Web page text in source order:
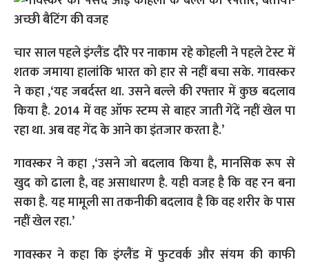
चार साल पहले इंग्लैंड दौरे पर नाकाम रहे कोहली ने पहले टेस्ट में
शतक जमाया हालांकि भारत को हार से नहीं बचा सके. गावस्कर
ने कहा ,‘यह जबर्दस्त था. उसने बल्ले की रफ्तार में कुछ बदलाव
किया है. 2014 में वह ऑफ स्टम्प से बाहर जाती गेंदें नहीं खेल पा
रहा था. अब वह गेंद के आने का इंतजार करता है.’
गावस्कर ने कहा ,‘उसने जो बदलाव किया है, मानसिक रूप से
खुद को ढाला है, वह असाधारण है. यही वजह है कि वह रन बना
सका है. यह मामूली सा तकनीकी बदलाव है कि वह शरीर के पास
नहीं खेल रहा.’
गावस्कर ने कहा कि इंग्लैंड में फुटवर्क और संयम की काफी